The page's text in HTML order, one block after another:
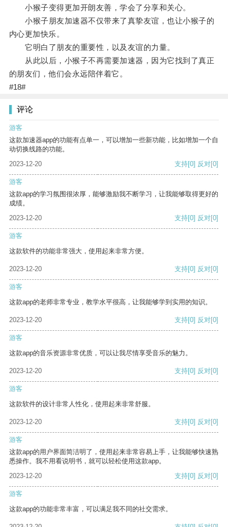
小猴子变得更加开朗友善，学会了分享和关心。
小猴子朋友加速器不仅带来了真挚友谊，也让小猴子的
内心更加快乐。
它明白了朋友的重要性，以及友谊的力量。
从此以后，小猴子不再需要加速器，因为它找到了真正
的朋友们，他们会永远陪伴着它。
#18#
评论
游客
这款加速器app的功能有点单一，可以增加一些新功能，比如增加一个自
动切换线路的功能。
2023-12-20
支持[0] 反对[0]
游客
这款app的学习氛围很浓厚，能够激励我不断学习，让我能够取得更好的
成绩。
2023-12-20
支持[0] 反对[0]
游客
这款软件的功能非常强大，使用起来非常方便。
2023-12-20 支持[0] 反对[0]
游客
这款app的老师非常专业，教学水平很高，让我能够学到实用的知识。
2023-12-20 支持[0] 反对[0]
游客
这款app的音乐资源非常优质，可以让我尽情享受音乐的魅力。
2023-12-20 支持[0] 反对[0]
游客
这款软件的设计非常人性化，使用起来非常舒服。
2023-12-20 支持[0] 反对[0]
游客
这款app的用户界面简洁明了，使用起来非常容易上手，让我能够快速熟
悉操作。我不用看说明书，就可以轻松使用这款app。
2023-12-20
支持[0] 反对[0]
游客
这款app的功能非常丰富，可以满足我不同的社交需求。